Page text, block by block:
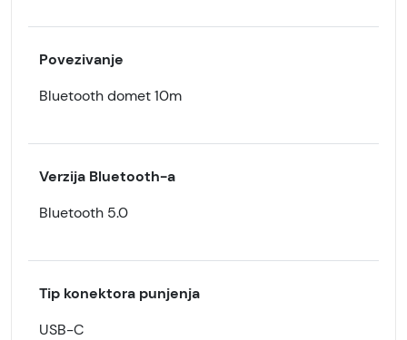
Povezivanje
Bluetooth domet 10m
Verzija Bluetooth-a
Bluetooth 5.0
Tip konektora punjenja
USB-C